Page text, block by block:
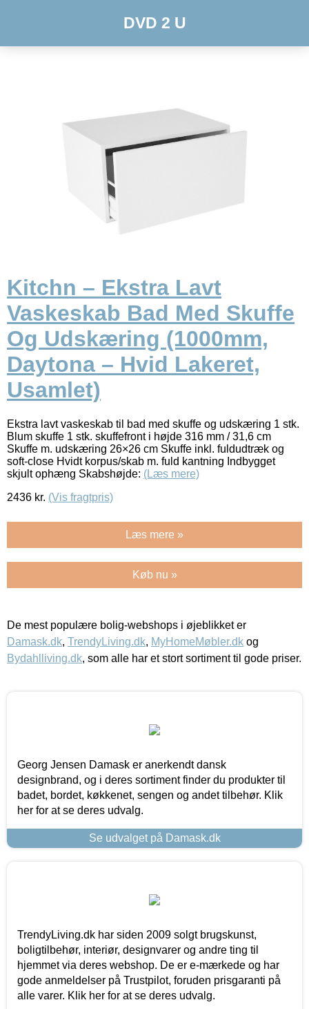
DVD 2 U
Kitchn – Ekstra Lavt
Vaskeskab Bad Med Skuffe
Og Udskæring (1000mm,
Daytona – Hvid Lakeret,
Usamlet)
Ekstra lavt vaskeskab til bad med skuffe og udskæring 1 stk.
Blum skuffe 1 stk. skuffefront i højde 316 mm / 31,6 cm
Skuffe m. udskæring 26×26 cm Skuffe inkl. fuldudtræk og
soft-close Hvidt korpus/skab m. fuld kantning Indbygget
skjult ophæng Skabshøjde: (Læs mere)
2436 kr. (Vis fragtpris)
Læs mere »
Køb nu »
De mest populære bolig-webshops i øjeblikket er
Damask.dk, TrendyLiving.dk, MyHomeMøbler.dk og
Bydahlliving.dk, som alle har et stort sortiment til gode priser.
Georg Jensen Damask er anerkendt dansk
designbrand, og i deres sortiment finder du produkter til
badet, bordet, køkkenet, sengen og andet tilbehør. Klik
her for at se deres udvalg.
Se udvalget på Damask.dk
TrendyLiving.dk har siden 2009 solgt brugskunst,
boligtilbehør, interiør, designvarer og andre ting til
hjemmet via deres webshop. De er e-mærkede og har
gode anmeldelser på Trustpilot, foruden prisgaranti på
alle varer. Klik her for at se deres udvalg.